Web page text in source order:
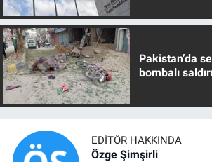
Pakistan’da
bombalı
EDITÖR HAKKINDA
Özge Şimşirli